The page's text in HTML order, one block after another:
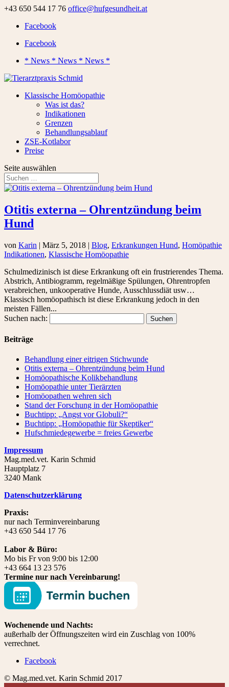
+43 650 544 17 76 office@hufgesundheit.at
Facebook
Facebook
* News * News * News *
Klassische Homöopathie
Was ist das?
Indikationen
Grenzen
Behandlungsablauf
ZSE-Kotlabor
Preise
Seite auswählen
Otitis externa – Ohrentzündung beim
Hund
von Karin | März 5, 2018 | Blog, Erkrankungen Hund, Homöpathie
Indikationen, Klassische Homöopathie
Schulmedizinisch ist diese Erkrankung oft ein frustrierendes Thema.
Abstrich, Antibiogramm, regelmäßige Spülungen, Ohrentropfen
verabreichen, unkooperative Hunde, Ausschlussdiät usw…
Klassisch homöopathisch ist diese Erkrankung jedoch in den
meisten Fällen...
Suchen nach:
Beiträge
Behandlung einer eitrigen Stichwunde
Otitis externa – Ohrentzündung beim Hund
Homöopathische Kolikbehandlung
Homöopathie unter Tierärzten
Homöopathen wehren sich
Stand der Forschung in der Homöopathie
Buchtipp: „Angst vor Globuli?“
Buchtipp: „Homöopathie für Skeptiker“
Hufschmiedegewerbe = freies Gewerbe
Impressum
Mag.med.vet. Karin Schmid
Hauptplatz 7
3240 Mank
Datenschutzerklärung
Praxis:
nur nach Terminvereinbarung
+43 650 544 17 76
Labor & Büro:
Mo bis Fr von 9:00 bis 12:00
+43 664 13 23 576
Termine nur nach Vereinbarung!
Wochenende und Nachts:
außerhalb der Öffnungszeiten wird ein Zuschlag von 100%
verrechnet.
Facebook
© Mag.med.vet. Karin Schmid 2017